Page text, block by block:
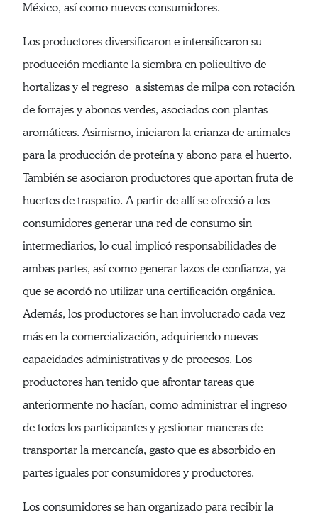
México, así como nuevos consumidores.
Los productores diversificaron e intensificaron su
producción mediante la siembra en policultivo de
hortalizas y el regreso a sistemas de milpa con rotación
de forrajes y abonos verdes, asociados con plantas
aromáticas. Asimismo, iniciaron la crianza de animales
para la producción de proteína y abono para el huerto.
También se asociaron productores que aportan fruta de
huertos de traspatio. A partir de allí se ofreció a los
consumidores generar una red de consumo sin
intermediarios, lo cual implicó responsabilidades de
ambas partes, así como generar lazos de confianza, ya
que se acordó no utilizar una certificación orgánica.
Además, los productores se han involucrado cada vez
más en la comercialización, adquiriendo nuevas
capacidades administrativas y de procesos. Los
productores han tenido que afrontar tareas que
anteriormente no hacían, como administrar el ingreso
de todos los participantes y gestionar maneras de
transportar la mercancía, gasto que es absorbido en
partes iguales por consumidores y productores.
Los consumidores se han organizado para recibir la